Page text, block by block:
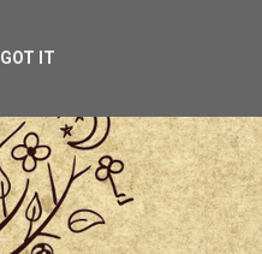
GOT IT